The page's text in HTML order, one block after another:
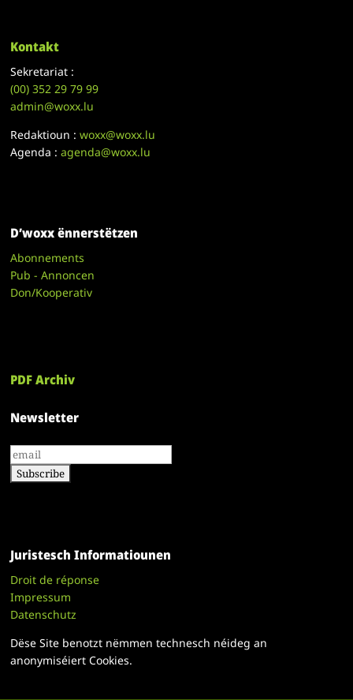
Kontakt
Sekretariat :
(00)352 29 79 99
admin@woxx.lu
Redaktioun :woxx@woxx.lu
Agenda :agenda@woxx.lu
D’woxx ënnerstëtzen
Abonnements
Pub - Annoncen
Don/Kooperativ
PDF Archiv
Newsletter
Juristesch Informatiounen
Droit de réponse
Impressum
Datenschutz
Dëse Site benotzt nëmmen technesch néideg an
anonymiséiert Cookies.